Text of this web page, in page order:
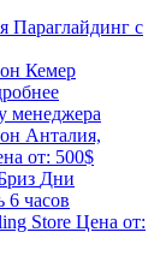
Параглайдинг с
Кемер
менеджера
Анталия,
от: 500$
Дни
6 часов
Store Цена от: